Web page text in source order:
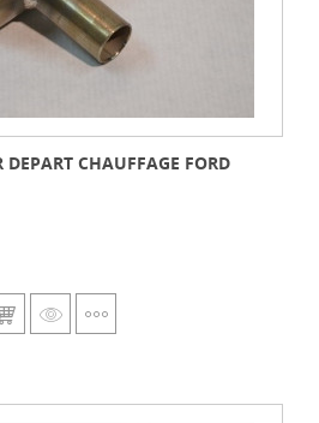
CHAUFFAGE FORD